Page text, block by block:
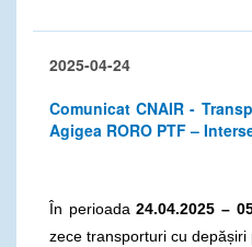
2025-04-24
Comunicat CNAIR -
Agigea RORO PTF –
În perioada24.04.2025 –
zece transporturi cu depășiri